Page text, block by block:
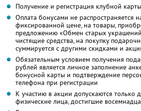
Получение и регистрация клубной
Оплата бонусами не распространяется
фиксированной цене, на товары,
предложению «Обмен старых
чистящие средства, на покупку
суммируется с другими скидками и
Обязательным условием получения
рублей является личное заполнение
бонусной карты и подтверждение
телефона при регистрации
К участию в акции допускаются только
физические лица, достигшие